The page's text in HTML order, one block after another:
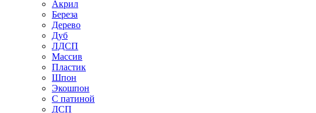
Акрил
Береза
Дерево
Дуб
ЛДСП
Массив
Пластик
Шпон
Экошпон
С патиной
ДСП